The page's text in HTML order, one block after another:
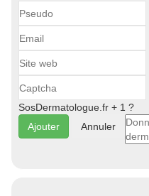
SosDermatologue.fr + 1 ?
Annuler